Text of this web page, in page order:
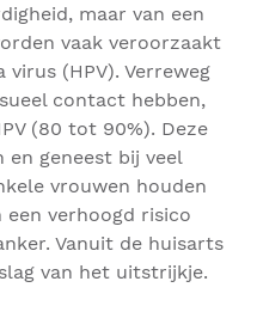
maar van een
vaak veroorzaakt
(HPV). Verreweg
contact hebben,
(80 tot 90%). Deze
geneest bij veel
vrouwen houden
verhoogd risico
Vanuit de huisarts
van het uitstrijkje.